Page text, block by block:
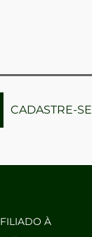
CADASTRE-SE
FILIADO À